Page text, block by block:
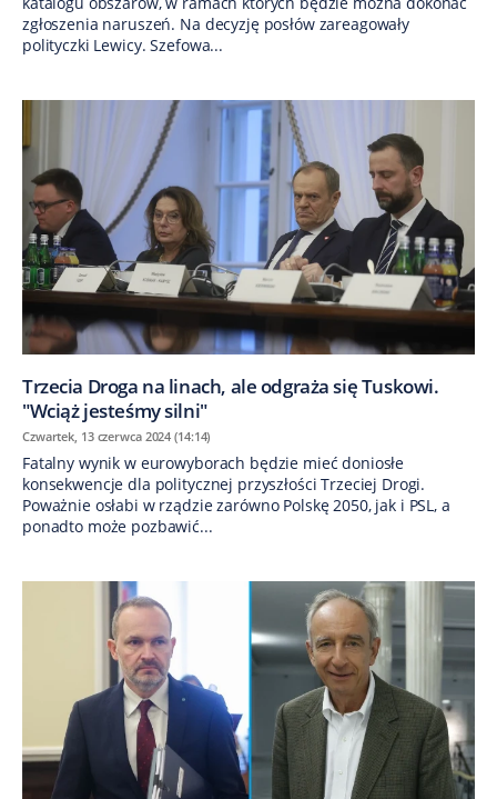
zgłoszenia naruszeń. Na decyzję posłów zareagowały
polityczki Lewicy. Szefowa...
Trzecia Droga na linach, ale odgraża się Tuskowi.
"Wciąż jesteśmy silni"
Czwartek, 13 czerwca 2024 (14:14)
Fatalny wynik w eurowyborach będzie mieć doniosłe
konsekwencje dla politycznej przyszłości Trzeciej Drogi.
Poważnie osłabi w rządzie zarówno Polskę 2050, jak i PSL, a
ponadto może pozbawić...